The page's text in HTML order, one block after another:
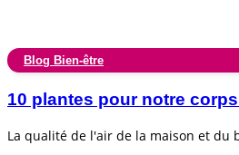
Blog Bien-être
10 plantes pour notre
La qualité de l'air de la maison et du